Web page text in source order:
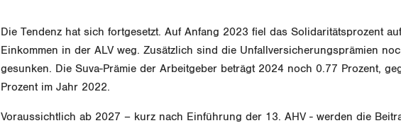
Die Tendenz hat sich fortgesetzt. Auf Anfang 2023 fiel das Solidaritätsprozent
Einkommen in der ALV weg. Zusätzlich sind die Unfallversicherungsprämien
gesunken. Die Suva-Prämie der Arbeitgeber beträgt 2024 noch 0.77 Prozent,
Prozent im Jahr 2022.
Voraussichtlich ab 2027 – kurz nach Einführung der 13. AHV - werden die